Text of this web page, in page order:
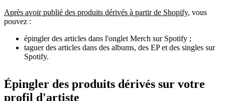
Après avoir publié des produits dérivés à partir de Shopify, vous
pouvez :
épingler des articles dans l'onglet Merch sur Spotify ;
taguer des articles dans des albums, des EP et des singles sur
Spotify.
Épingler des produits dérivés sur votre
profil d'artiste